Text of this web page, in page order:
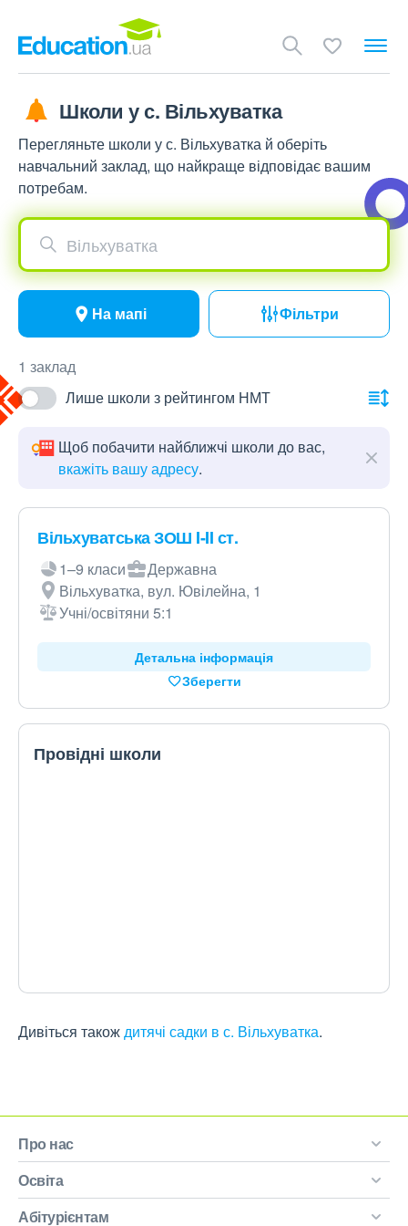
Школи у с. Вільхуватка
Перегляньте школи у с. Вільхуватка й оберіть
навчальний заклад, що найкраще відповідає вашим
потребам.
Вільхуватка
На мапі Фільтри
1 заклад
Лише школи з рейтингом НМТ
Щоб побачити найближчі школи до вас,
вкажіть вашу адресу.
Вільхуватська ЗОШ I-II ст.
1–9 класи
Державна
Вільхуватка, вул. Ювілейна, 1
Учні/освітяни 5:1
Детальна інформація
Зберегти
Провідні школи
Дивіться такождитячі садки в с. Вільхуватка.
Про нас
Освіта
Абітурієнтам